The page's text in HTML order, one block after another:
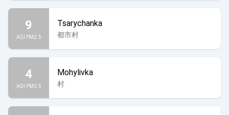
9
AQI PM2.5
Tsarychanka
都市村
4
AQI PM2.5
Mohylivka
村